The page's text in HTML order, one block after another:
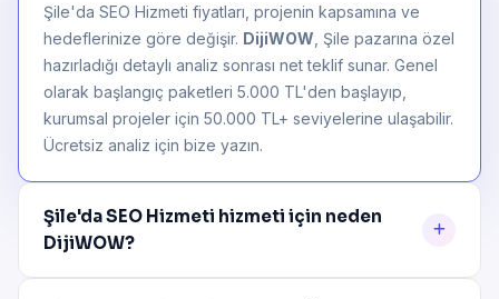
Şile'da SEO Hizmeti fiyatları, projenin kapsamına ve
hedeflerinize göre değişir. DijiWOW , Şile pazarına özel
hazırladığı detaylı analiz sonrası net teklif sunar. Genel
olarak başlangıç paketleri 5.000 TL'den başlayıp,
kurumsal projeler için 50.000 TL+ seviyelerine ulaşabilir.
Ücretsiz analiz için bize yazın.
Şile'da SEO Hizmeti hizmeti için neden
DijiWOW?